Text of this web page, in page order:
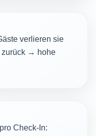
verlieren sie
zurück → hohe
Check-In: